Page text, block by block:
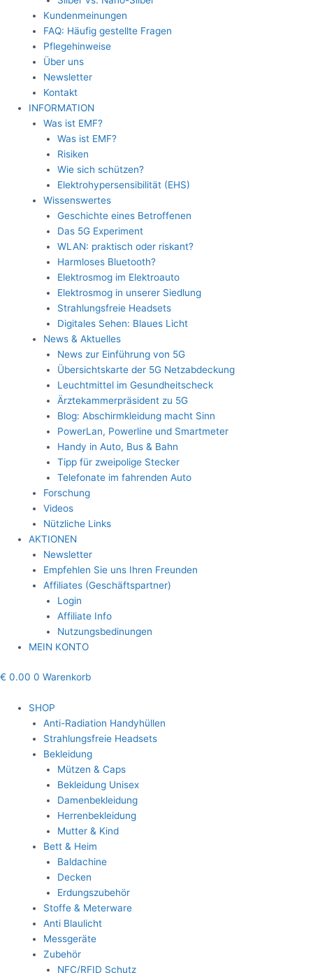
Kundenmeinungen
FAQ: Häufig gestellte Fragen
Pflegehinweise
Über uns
Newsletter
Kontakt
INFORMATION
Was ist EMF?
Was ist EMF?
Risiken
Wie sich schützen?
Elektrohypersensibilität (EHS)
Wissenswertes
Geschichte eines Betroffenen
Das 5G Experiment
WLAN: praktisch oder riskant?
Harmloses Bluetooth?
Elektrosmog im Elektroauto
Elektrosmog in unserer Siedlung
Strahlungsfreie Headsets
Digitales Sehen: Blaues Licht
News & Aktuelles
News zur Einführung von 5G
Übersichtskarte der 5G Netzabdeckung
Leuchtmittel im Gesundheitscheck
Ärztekammerpräsident zu 5G
Blog: Abschirmkleidung macht Sinn
PowerLan, Powerline und Smartmeter
Handy in Auto, Bus & Bahn
Tipp für zweipolige Stecker
Telefonate im fahrenden Auto
Forschung
Videos
Nützliche Links
AKTIONEN
Newsletter
Empfehlen Sie uns Ihren Freunden
Affiliates (Geschäftspartner)
Login
Affiliate Info
Nutzungsbedinungen
MEIN KONTO
€ 0.00 0 Warenkorb
SHOP
Anti-Radiation Handyhüllen
Strahlungsfreie Headsets
Bekleidung
Mützen & Caps
Bekleidung Unisex
Damenbekleidung
Herrenbekleidung
Mutter & Kind
Bett & Heim
Baldachine
Decken
Erdungszubehör
Stoffe & Meterware
Anti Blaulicht
Messgeräte
Zubehör
NFC/RFID Schutz